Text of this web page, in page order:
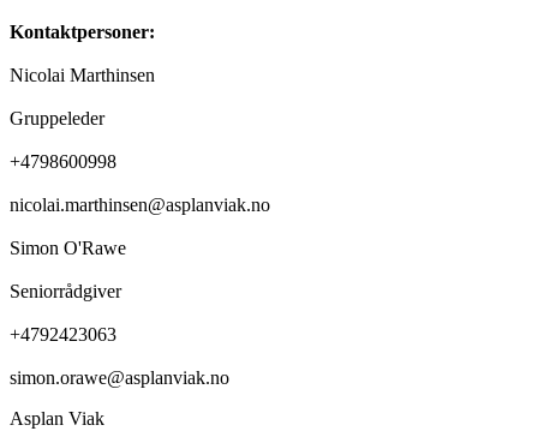
Kontaktpersoner:
Nicolai Marthinsen
Gruppeleder
+4798600998
nicolai.marthinsen@asplanviak.no
Simon O'Rawe
Seniorrådgiver
+4792423063
simon.orawe@asplanviak.no
Asplan Viak